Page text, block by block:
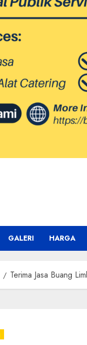
GALERI HARGA
Terima Jasa Buang